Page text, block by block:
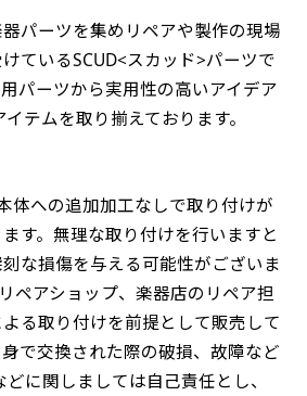
パーツを集めリペアや製作の現場
ているSCUD<スカッド>パーツで
パーツから実用性の高いアイデア
テムを取り揃えております。
体への追加加工なしで取り付けが
す。無理な取り付けを行いますと
な損傷を与える可能性がございま
ペアショップ、楽器店のリペア担
る取り付けを前提として販売して
で交換された際の破損、故障など
に関しましては自己責任とし、